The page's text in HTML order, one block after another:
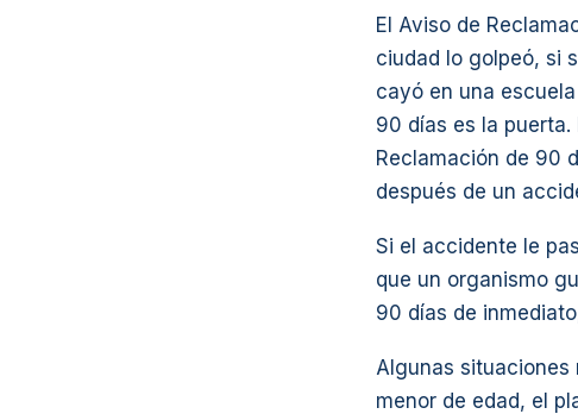
El Aviso de
ciudad lo golpeó, si
cayó en una
90 días es la
Reclamación de 90
después de un
Si el accidente le
que un organismo
90 días de
Algunas situaciones
menor de edad, el